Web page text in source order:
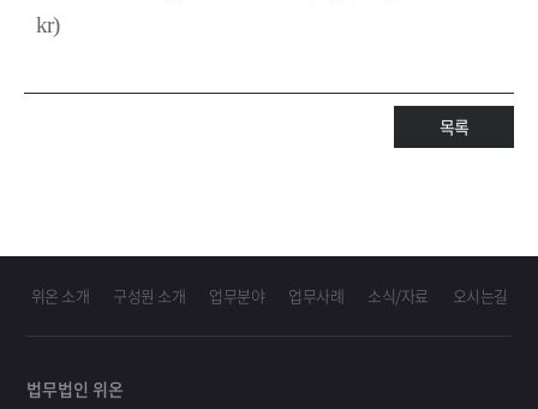
kr)
목록
위온 소개 구성원 소개 업무분야 업무사례 소식/자료 오시는길
법무법인 위온